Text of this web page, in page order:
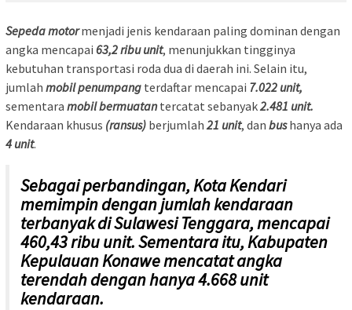
Sepeda motor menjadi jenis kendaraan paling dominan dengan
angka mencapai 63,2 ribu unit, menunjukkan tingginya
kebutuhan transportasi roda dua di daerah ini. Selain itu,
jumlah mobil penumpang terdaftar mencapai 7.022 unit,
sementara mobil bermuatantercatat sebanyak2.481 unit.
Kendaraan khusus (ransus) berjumlah 21 unit, dan bushanya ada
4 unit.
Sebagai perbandingan, Kota Kendari
memimpin dengan jumlah kendaraan
terbanyak di Sulawesi Tenggara, mencapai
460,43 ribu unit. Sementara itu, Kabupaten
Kepulauan Konawe mencatat angka
terendah dengan hanya 4.668 unit
kendaraan.